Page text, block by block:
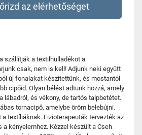
az elérhetőséget
szállítják a textilhulladékot a
csak, nem is kell! Adjunk neki együtt
új fonalakat készítettünk, és mostantól
cipőid. Olyan bélést adtunk hozzá, amely
lábadról, és vékony, de tartós talpbetétet.
tornacipő, amelybe öröm belebújni.
a textíliáknak. Fizioterapeuták tervezték az
a kényelemhez. Kézzel készült a Cseh